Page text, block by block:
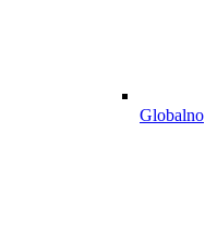
Globalno